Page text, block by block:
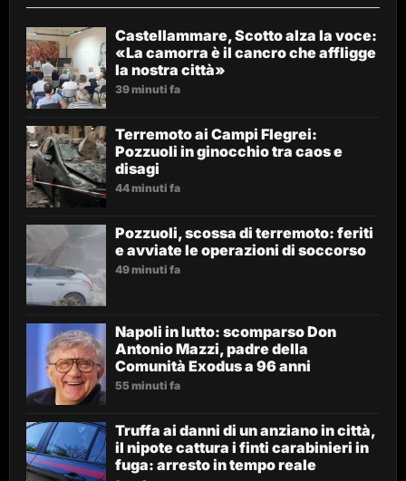
Castellammare, Scotto alza la voce:
«La camorra è il cancro che affligge
la nostra città»
39 minuti fa
Terremoto ai Campi Flegrei:
Pozzuoli in ginocchio tra caos e
disagi
44 minuti fa
Pozzuoli, scossa di terremoto: feriti
e avviate le operazioni di soccorso
49 minuti fa
Napoli in lutto: scomparso Don
Antonio Mazzi, padre della
Comunità Exodus a 96 anni
55 minuti fa
Truffa ai danni di un anziano in città,
il nipote cattura i finti carabinieri in
fuga: arresto in tempo reale